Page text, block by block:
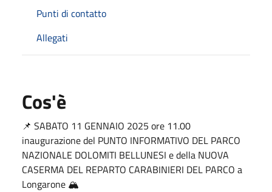
Punti di contatto
Allegati
Cos'è
📌 SABATO 11 GENNAIO 2025 ore 11.00
inaugurazione del PUNTO INFORMATIVO DEL PARCO
NAZIONALE DOLOMITI BELLUNESI e della NUOVA
CASERMA DEL REPARTO CARABINIERI DEL PARCO a
Longarone 🏔️